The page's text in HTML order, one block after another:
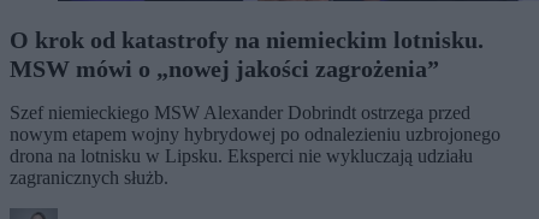
O krok od katastrofy na niemieckim lotnisku.
MSW mówi o „nowej jakości zagrożenia”
Szef niemieckiego MSW Alexander Dobrindt ostrzega przed
nowym etapem wojny hybrydowej po odnalezieniu uzbrojonego
drona na lotnisku w Lipsku. Eksperci nie wykluczają udziału
zagranicznych służb.